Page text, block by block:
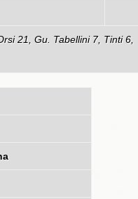
21, Gu. Tabellini 7, Tinti 6,